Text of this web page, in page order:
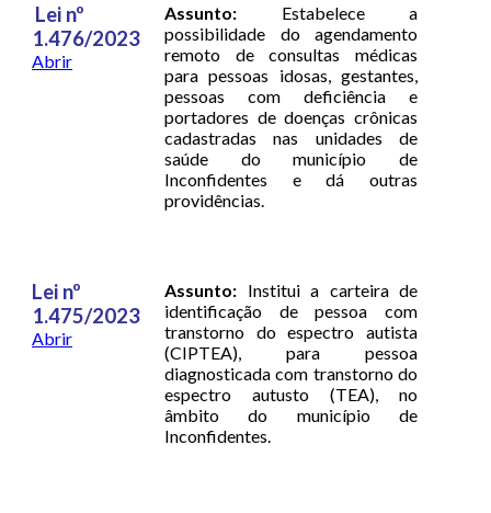
Lei nº
1.476/2023
Abrir
Assunto: Estabelece a
possibilidade do agendamento
remoto de consultas médicas
para pessoas idosas, gestantes,
pessoas com deficiência e
portadores de doenças crônicas
cadastradas nas unidades de
saúde do município de
Inconfidentes e dá outras
providências.
Lei nº
1.475/2023
Abrir
Assunto: Institui a carteira de
identificação de pessoa com
transtorno do espectro autista
(CIPTEA), para pessoa
diagnosticada com transtorno do
espectro autusto (TEA), no
âmbito do município de
Inconfidentes.